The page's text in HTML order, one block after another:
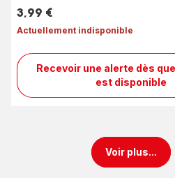
Recevoir une alerte dès
est disponible
Filtre
SS-
presse-
agrumes
Prix
3,99 €
Actuellement indisponible
Voir plus...